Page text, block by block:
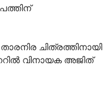
ചിത്രത്തിനായി
വിനായക അജിത്